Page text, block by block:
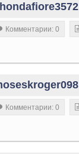
Комментарии: 0
Комментарии: 0